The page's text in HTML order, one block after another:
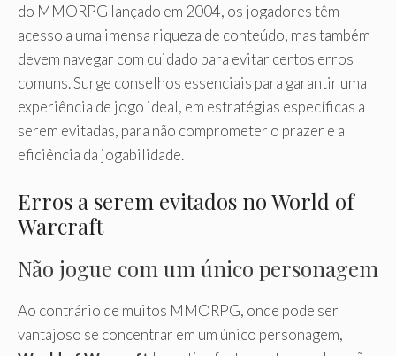
do MMORPG lançado em 2004, os jogadores têm
acesso a uma imensa riqueza de conteúdo, mas também
devem navegar com cuidado para evitar certos erros
comuns. Surge conselhos essenciais para garantir uma
experiência de jogo ideal, em estratégias específicas a
serem evitadas, para não comprometer o prazer e a
eficiência da jogabilidade.
Erros a serem evitados no World of
Warcraft
Não jogue com um único personagem
Ao contrário de muitos MMORPG, onde pode ser
vantajoso se concentrar em um único personagem,